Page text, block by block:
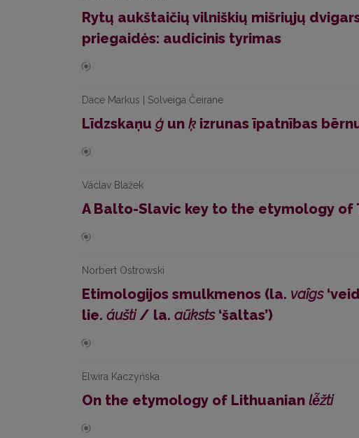
Rytų aukštaičių vilniškių mišriųjų
priegaidės: audicinis tyrimas
Dace Markus | Solveiga Čeirane
Līdzskaņu ģ un ķ izrunas īpatnības
Václav Blažek
A Balto-Slavic key to the etymology of
Norbert Ostrowski
Etimologijos smulkmenos (la. vaîgs
lie. áušti/ la. aũksts‘šaltas’)
Elwira Kaczyńska
On the etymology of Lithuanian lė̃žti